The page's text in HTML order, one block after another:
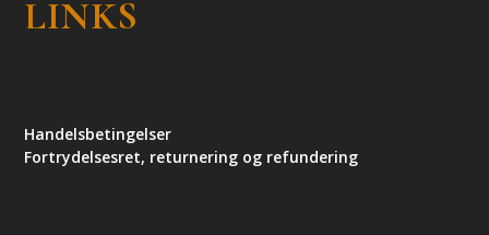
LINKS
Handelsbetingelser
Fortrydelsesret, returnering og refundering